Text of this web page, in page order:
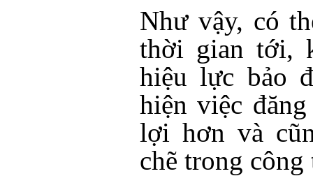
Như vậy, có
thời gian tới,
hiệu lực bảo
hiện việc
lợi hơn và
chẽ trong